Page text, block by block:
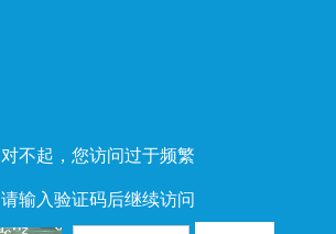
对不起，您访问过于频繁
请输入验证码后继续访问